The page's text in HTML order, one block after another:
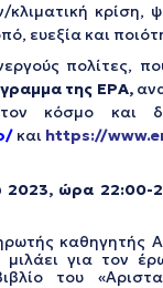
κλιματική κρίση,
ευεξία και
πολίτες,
της ΕΡΑ,
κόσμο και
και https://
2023, ώρα 22:00-
καθηγητής
για τον
του